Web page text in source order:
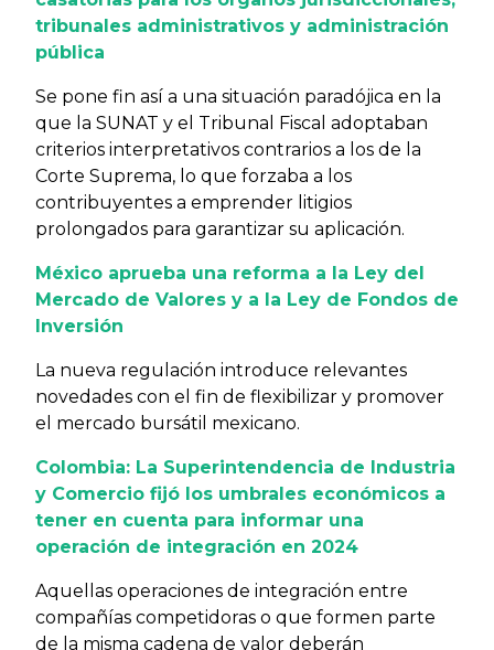
tribunales administrativos y administración
pública
Se pone fin así a una situación paradójica en la
que la SUNAT y el Tribunal Fiscal adoptaban
criterios interpretativos contrarios a los de la
Corte Suprema, lo que forzaba a los
contribuyentes a emprender litigios
prolongados para garantizar su aplicación.
México aprueba una reforma a la Ley del
Mercado de Valores y a la Ley de Fondos de
Inversión
La nueva regulación introduce relevantes
novedades con el fin de flexibilizar y promover
el mercado bursátil mexicano.
Colombia: La Superintendencia de Industria
y Comercio fijó los umbrales económicos a
tener en cuenta para informar una
operación de integración en 2024
Aquellas operaciones de integración entre
compañías competidoras o que formen parte
de la misma cadena de valor deberán